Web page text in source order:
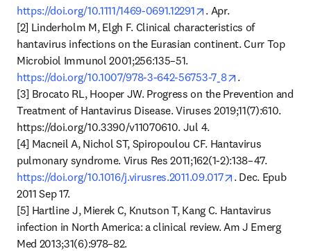
https://doi.org/10.1111/1469-0691.12291
opens in new tab/
. Apr.
[2] Linderholm M, Elgh F. Clinical characteristics of
hantavirus infections on the Eurasian continent. Curr Top
https://doi.org/10.1007/978-3-642-56753-7_8
.
[3] Brocato RL, Hooper JW. Progress on the Prevention and
Treatment of Hantavirus Disease. Viruses 2019;11(7):610.
https://doi.org/10.3390/v11070610. Jul 4.
[4] Macneil A, Nichol ST, Spiropoulou CF. Hantavirus
https://doi.org/10.1016/j.virusres.2011.09.017
opens in new
. Dec. Epub
2011 Sep 17.
[5] Hartline J, Mierek C, Knutson T, Kang C. Hantavirus
infection in North America: a clinical review. Am J Emerg
Med 2013;31(6):978–82.